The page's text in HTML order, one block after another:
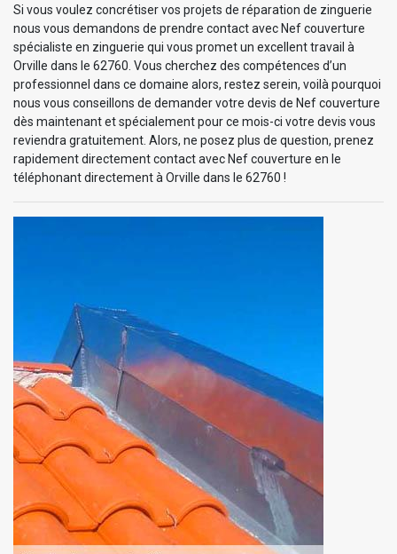
Si vous voulez concrétiser vos projets de réparation de zinguerie
nous vous demandons de prendre contact avec Nef couverture
spécialiste en zinguerie qui vous promet un excellent travail à
Orville dans le 62760. Vous cherchez des compétences d’un
professionnel dans ce domaine alors, restez serein, voilà pourquoi
nous vous conseillons de demander votre devis de Nef couverture
dès maintenant et spécialement pour ce mois-ci votre devis vous
reviendra gratuitement. Alors, ne posez plus de question, prenez
rapidement directement contact avec Nef couverture en le
téléphonant directement à Orville dans le 62760 !